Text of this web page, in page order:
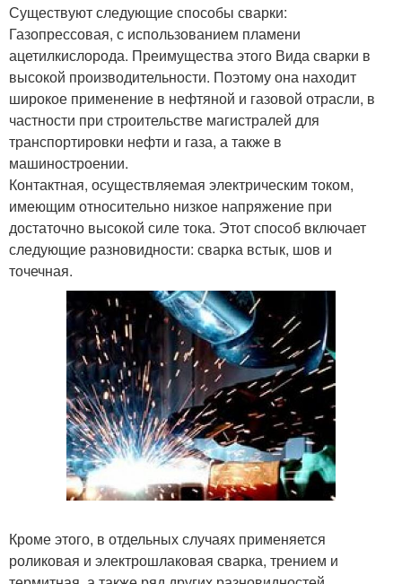
Существуют следующие способы сварки:
Газопрессовая, с использованием пламени
ацетилкислорода. Преимущества этого Вида сварки в
высокой производительности. Поэтому она находит
широкое применение в нефтяной и газовой отрасли, в
частности при строительстве магистралей для
транспортировки нефти и газа, а также в
машиностроении.
Контактная, осуществляемая электрическим током,
имеющим относительно низкое напряжение при
достаточно высокой силе тока. Этот способ включает
следующие разновидности: сварка встык, шов и
точечная.
Кроме этого, в отдельных случаях применяется
роликовая и электрошлаковая сварка, трением и